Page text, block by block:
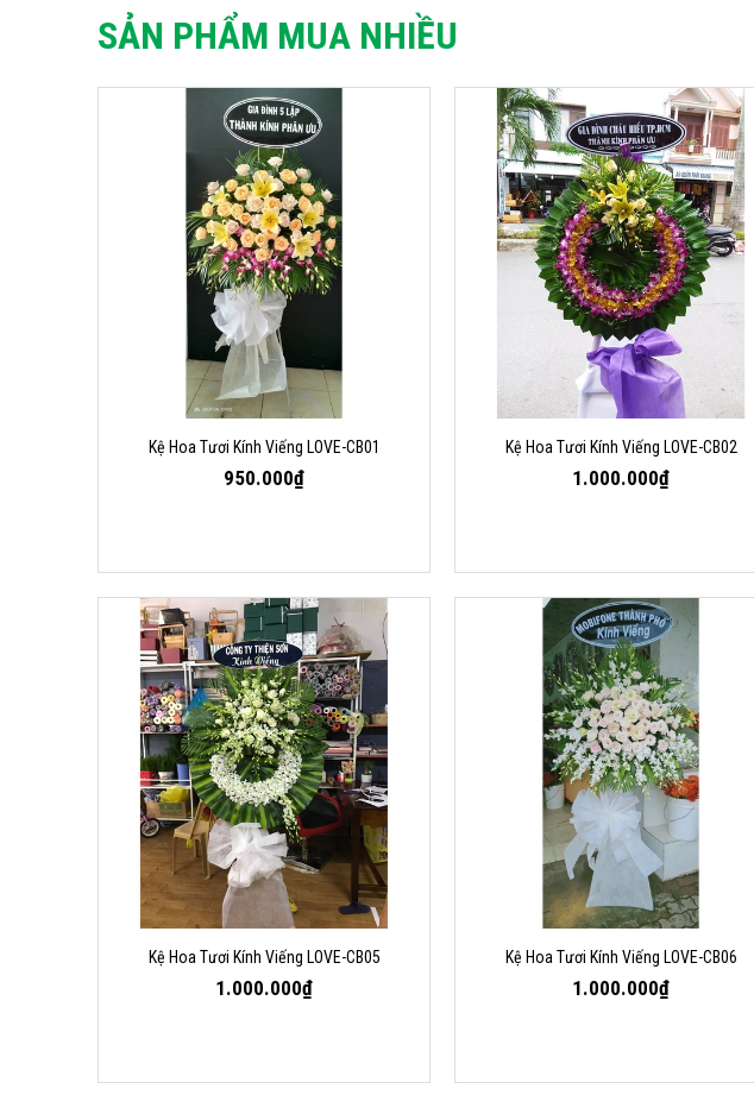
SẢN PHẨM MUA NHIỀU
Kệ Hoa Tươi Kính Viếng LOVE-CB01
950.000₫
Kệ Hoa Tươi Kính Viếng LOVE-CB02
1.000.000₫
Kệ Hoa Tươi Kính Viếng LOVE-CB05
1.000.000₫
Kệ Hoa Tươi Kính Viếng LOVE-CB06
1.000.000₫